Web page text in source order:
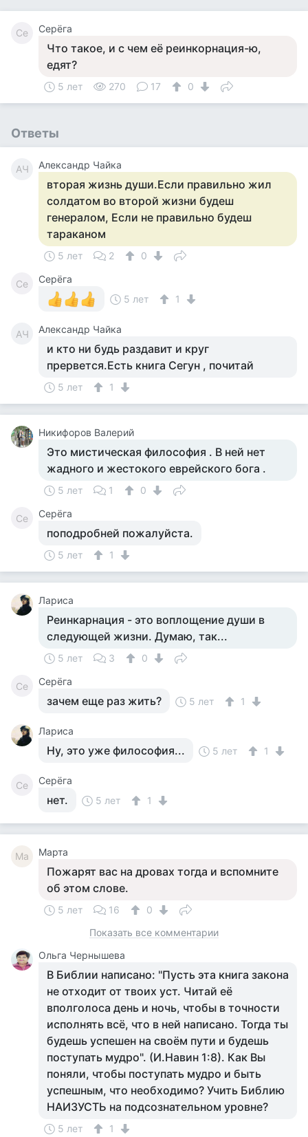
Се Серёга
Что такое, и с чем её реинкорнация-ю,
едят?
5 лет 270 17 0
Ответы
АЧ Александр Чайка
вторая жизнь души.Если правильно жил
солдатом во второй жизни будеш
генералом, Если не правильно будеш
тараканом
5 лет 2 0
Се
Серёга
5 лет
1
АЧ Александр Чайка
и кто ни будь раздавит и круг
прервется.Есть книга Сегун , почитай
5 лет 1
Никифоров Валерий
Это мистическая философия . В ней нет
жадного и жестокого еврейского бога .
5 лет 1 0
Се Серёга
поподробней пожалуйста.
5 лет 1
Лариса
Реинкарнация - это воплощение души в
следующей жизни. Думаю, так...
5 лет 3 0
Се Серёга
зачем еще раз жить? 5 лет 1
Лариса
Ну, это уже философия... 5 лет 1
Се Серёга
нет. 5 лет 1
Ма Марта
Пожарят вас на дровах тогда и вспомните
об этом слове.
5 лет 16
0
Показать все комментарии
Ольга Чернышева
В Библии написано: "Пусть эта книга закона
не отходит от твоих уст. Читай её
вполголоса день и ночь, чтобы в точности
исполнять всё, что в ней написано. Тогда ты
будешь успешен на своём пути и будешь
поступать мудро". (И.Навин 1:8). Как Вы
поняли, чтобы поступать мудро и быть
успешным, что необходимо? Учить Библию
НАИЗУСТЬ на подсознательном уровне?
5 лет 1